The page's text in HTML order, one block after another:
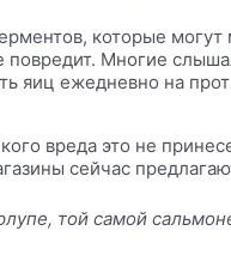
которые
повредит. Многие
яиц ежедневно на
вреда это не
сейчас
той самой